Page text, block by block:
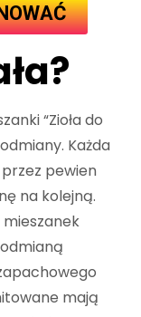
“Zioła do
Każda
pewien
na kolejną.
mają